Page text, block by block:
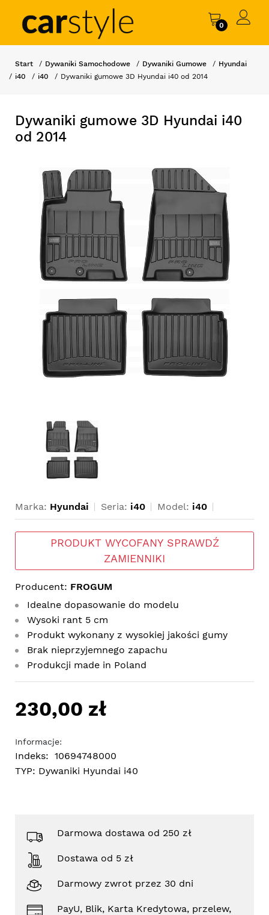
0
Start Dywaniki Samochodowe Dywaniki Gumowe
Hyundai
i40
i40 Dywaniki gumowe 3D Hyundai i40 od 2014
Dywaniki gumowe 3D Hyundai i40
od 2014
Marka: Hyundai Seria: i40 Model: i40
PRODUKT WYCOFANY SPRAWDŹ
ZAMIENNIKI
Producent: FROGUM
Idealne dopasowanie do modelu
Wysoki rant 5 cm
Produkt wykonany z wysokiej jakości gumy
Brak nieprzyjemnego zapachu
Produkcji made in Poland
230,00 zł
Informacje:
Indeks: 10694748000
TYP: Dywaniki Hyundai i40
Darmowa dostawa od 250 zł
Dostawa od 5 zł
Darmowy zwrot przez 30 dni
PayU, Blik, Karta Kredytowa, przelew,